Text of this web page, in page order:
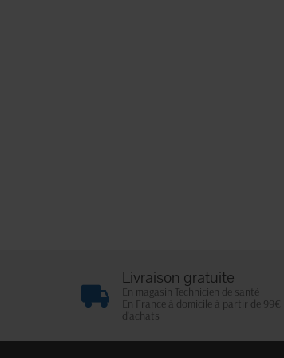
Livraison gratuite
En magasin Technicien de santé
En France à domicile à partir de 99€
d'achats